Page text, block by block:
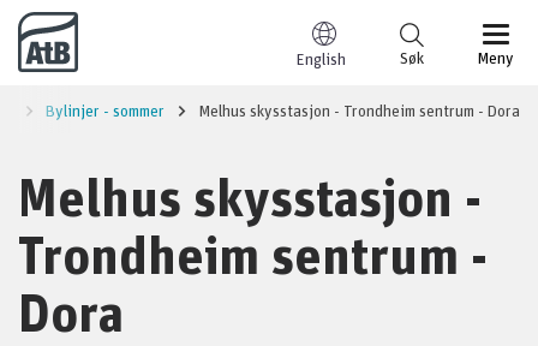
Til innhold
English Meny
Søk
Bylinjer - sommer Melhus skysstasjon - Trondheim sentrum - Dora
Melhus skysstasjon -
Trondheim sentrum -
Dora